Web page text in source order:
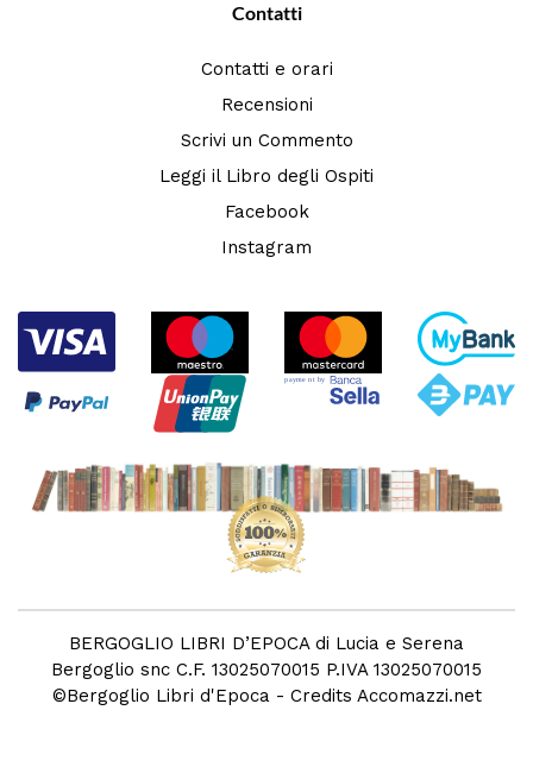
Contatti
Contatti e orari
Recensioni
Scrivi un Commento
Leggi il Libro degli Ospiti
Facebook
Instagram
BERGOGLIO LIBRI D’EPOCA di Lucia e Serena
Bergoglio snc C.F. 13025070015 P.IVA 13025070015
©Bergoglio Libri d'Epoca - Credits Accomazzi.net